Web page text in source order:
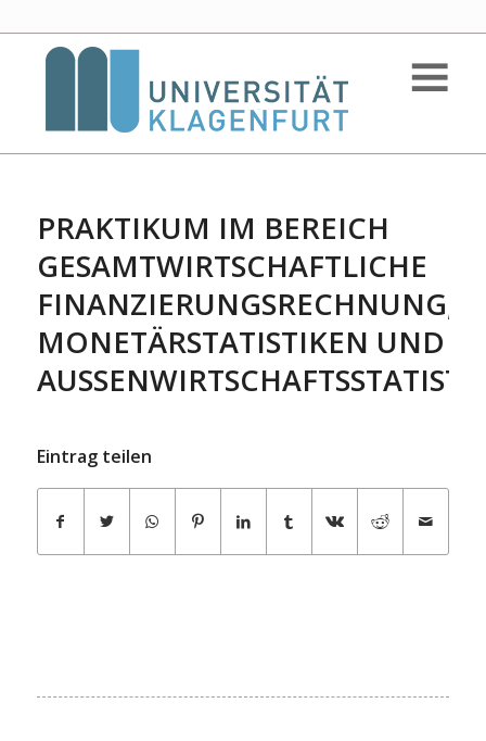
PRAKTIKUM IM BEREICH
GESAMTWIRTSCHAFTLICHE
FINANZIERUNGSRECHNUNG,
MONETÄRSTATISTIKEN UND
Eintrag teilen